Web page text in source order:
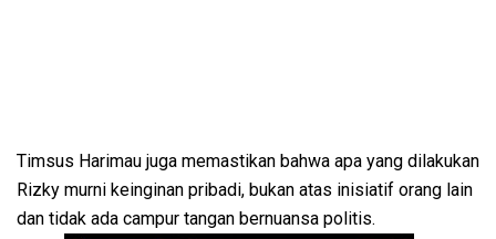
Timsus Harimau juga memastikan bahwa apa yang dilakukan
Rizky murni keinginan pribadi, bukan atas inisiatif orang lain
dan tidak ada campur tangan bernuansa politis.